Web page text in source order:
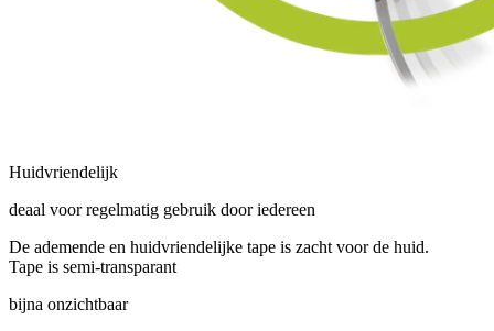
Huidvriendelijk
deaal voor regelmatig gebruik door iedereen
De ademende en huidvriendelijke tape is zacht voor de huid.
Tape is semi-transparant
bijna onzichtbaar